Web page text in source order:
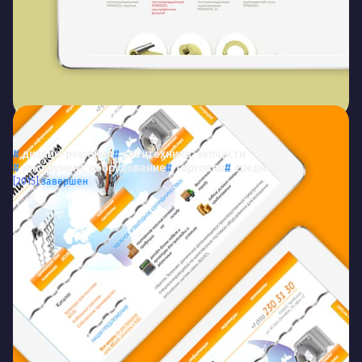
Аванти-Телекомavanti74.ru
ООО «Аванти-Телеком»
дизайн-решения
спецтехника, запчасти
инструмент, оборудование
торговля средняя
[2015] завершен